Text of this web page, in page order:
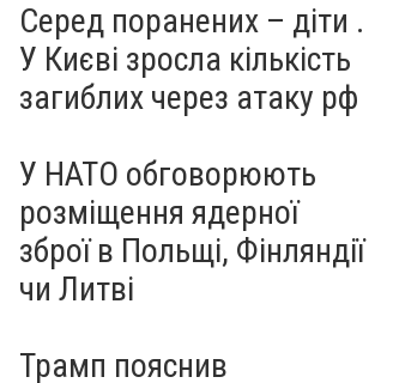
Серед поранених – діти .
У Києві зросла кількість
загиблих через атаку рф
У НАТО обговорюють
розміщення ядерної
зброї в Польщі, Фінляндії
чи Литві
Трамп пояснив